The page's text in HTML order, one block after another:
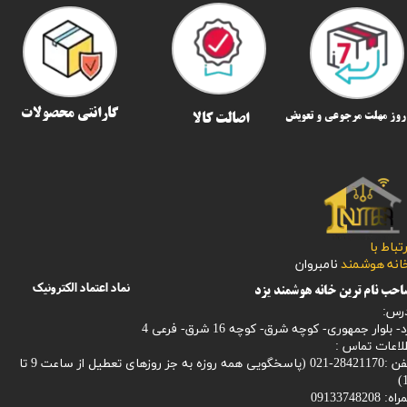
با
هوشمند نامبروان
بلوار جمهوری- کوچه شرق- کوچه 16 شرق- فرعی 4
تماس :
021 (
پاسخگویی همه روزه به جز روزهای تعطیل از ساعت 9 تا
09133748208
نماد اعتماد الکترونیک
اصالت کالا گارانتی محصولات
نام ترین خانه هوشمند یزد